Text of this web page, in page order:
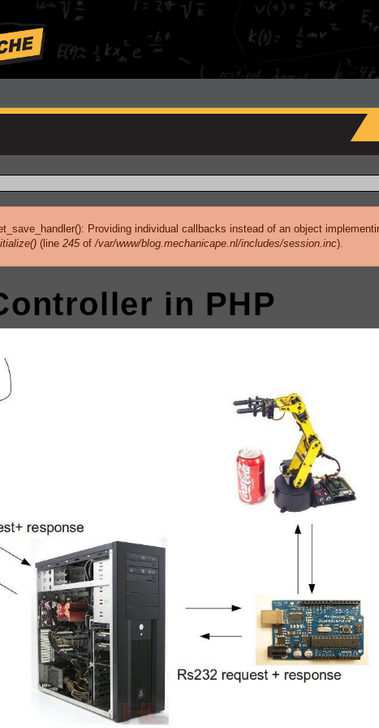
Providing individual callbacks instead of an object
(line 245of/var/www/blog.mechanicape.nl/includes/session.inc).
in PHP